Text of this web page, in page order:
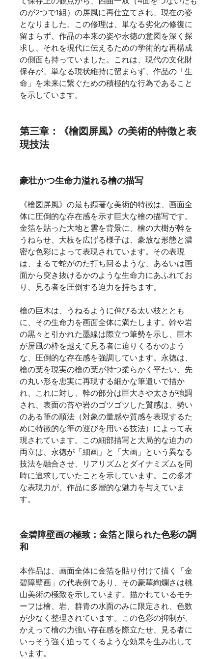
のが2つで1組）の屏風に再仕立てされ、現在の姿
となりました。この修理は、単なる劣化の修復に
留まらず、作品の本来の姿や永徳の意図を深く探
求し、それを現代に伝えるための学術的な再構成
の側面も持っていました。これは、現代の文化財
保存が、単なる現状維持に留まらず、作品の「生
命」を未来に繋ぐための積極的な行為であること
を示しています。
第三章：《檜図屏風》の美術的特徴と表
現技法
豪壮かつ生命力溢れる檜の描写
《檜図屏風》の最も顕著な美術的特徴は、画面全
体に圧倒的な存在感を示す巨大な檜の描写です。
金箔を貼った大地と雲を背景に、檜の大樹が幹を
うねらせ、大枝を広げる様子は、豪放な形態と濃
密な色彩によって表現されています。その表現
は、まるで蛇がのた打ち回るような、あるいは画
面から突き抜けるかのような生命力にあふれてお
り、見る者を圧倒する迫力を持ちます。
檜の巨木は、うねるように伸びる太い枝ととも
に、その生命力を画面全体に満たします。幹や岩
の黒々と引かれた墨線は際立つ筆勢を示し、巨木
が屏風の枠を越えて見る者に迫りくるかのよう
な、圧倒的な存在感を強調しています。永徳は、
檜の葉を現実の檜の葉が持つ柔らかく平たい、先
の丸い形を忠実に再現する細かな筆遣いで描か
れ、これに対し、幹の部分は巨大さや太さが強調
され、表面の苔や岩のゴツゴツした質感は、勢い
のある筆の順法（対象の量感や質感を表現するた
めに特徴的な筆の運びを用いる技法）によって表
現されています。この細部描写と大局的な迫力の
両立は、永徳が「細画」と「大画」という異なる
技法を融合させ、リアリズムとダイナミズムを同
時に追求していたことを示しています。この多才
な表現力が、作品に多層的な魅力を与えていま
す。
金碧障壁画の極致：金箔と限られた色彩の調
和
本作品は、画面全体に金箔を貼り付けて描く「金
碧障壁画」の代表例であり、その豪華絢爛さは桃
山美術の極致を示しています。描かれているモチ
ーフは檜、岩、群青の水面のみに限定され、色数
が少なく整理されています。この色彩の抑制が、
かえって檜の力強い存在感を際立たせ、見る者に
いっそう強く迫ってくるような効果を生み出して
います。